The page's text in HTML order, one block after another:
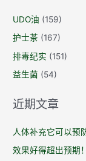
户
的
见
证
UDO油 (159)
护士茶 (167)
排毒纪实 (151)
益生菌 (54)
近期文章
人体补充它可以预
效果好得超出预期